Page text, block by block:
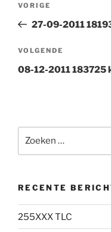
Vorig
bericht
VORIGE
27-09-2011
Volgend
bericht
VOLGENDE
08-12-2011 183725
naar:
RECENTE
255XXX TLC